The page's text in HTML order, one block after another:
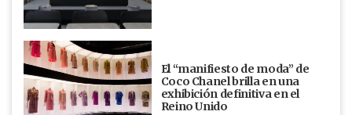
El “manifiesto de moda” de
Coco Chanel brilla en una
exhibición definitiva en el
Reino Unido